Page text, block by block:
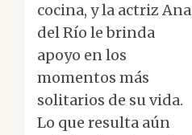
cocina, y la actriz Ana
del Río le brinda
apoyo en los
momentos más
solitarios de su vida.
Lo que resulta aún